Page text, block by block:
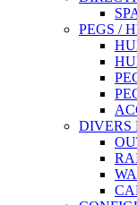
PEGS /
DIVERS